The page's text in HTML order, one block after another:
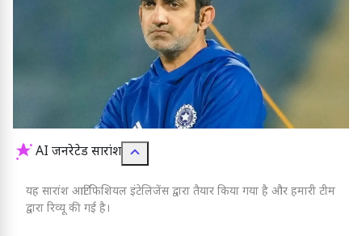
AI जनरेटेड सारांश
यह सारांश आर्टिफिशियल इंटेलिजेंस द्वारा तैयार किया गया है और हमारी टीम
द्वारा रिव्यू की गई है।